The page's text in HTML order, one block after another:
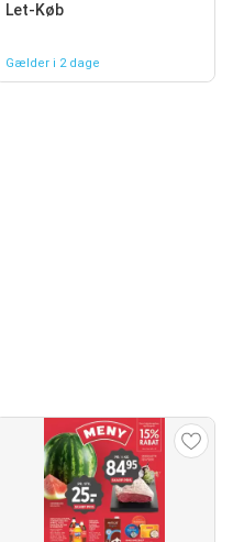
Let-Køb
Gælder i 2 dage